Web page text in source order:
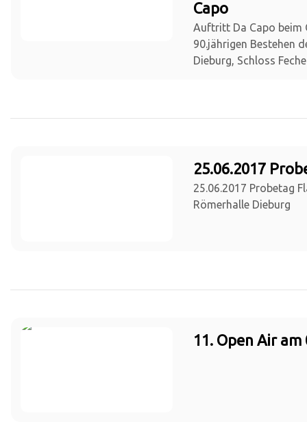
Capo
Auftritt Da Capo beim
90.jährigen Bestehen
Dieburg, Schloss
25.06.2017
25.06.2017 Probetag
Römerhalle Dieburg
11. Open Air am